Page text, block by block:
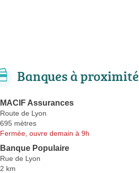
Banques à proximité
MACIF Assurances
Route de Lyon
695 mètres
Fermée, ouvre demain à 9h
Banque Populaire
Rue de Lyon
2 km